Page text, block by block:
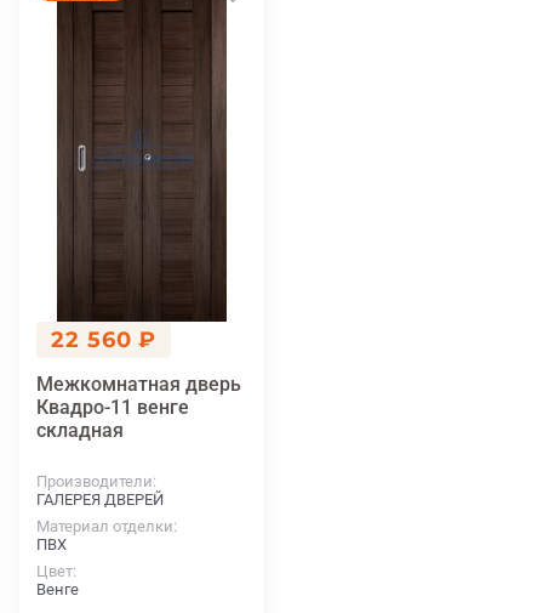
22 560 ₽
Межкомнатная дверь
Квадро-11 венге
складная
Производители
ГАЛЕРЕЯ ДВЕРЕЙ
Материал отделки
ПВХ
Цвет
Венге